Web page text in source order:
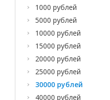
1000 рублей
5000 рублей
10000 рублей
15000 рублей
20000 рублей
25000 рублей
30000 рублей
40000 рублей